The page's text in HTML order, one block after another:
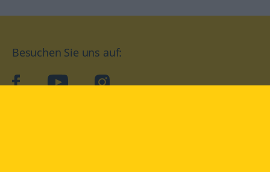
Besuchen Sie uns auf:
facebookYouTube Instagram